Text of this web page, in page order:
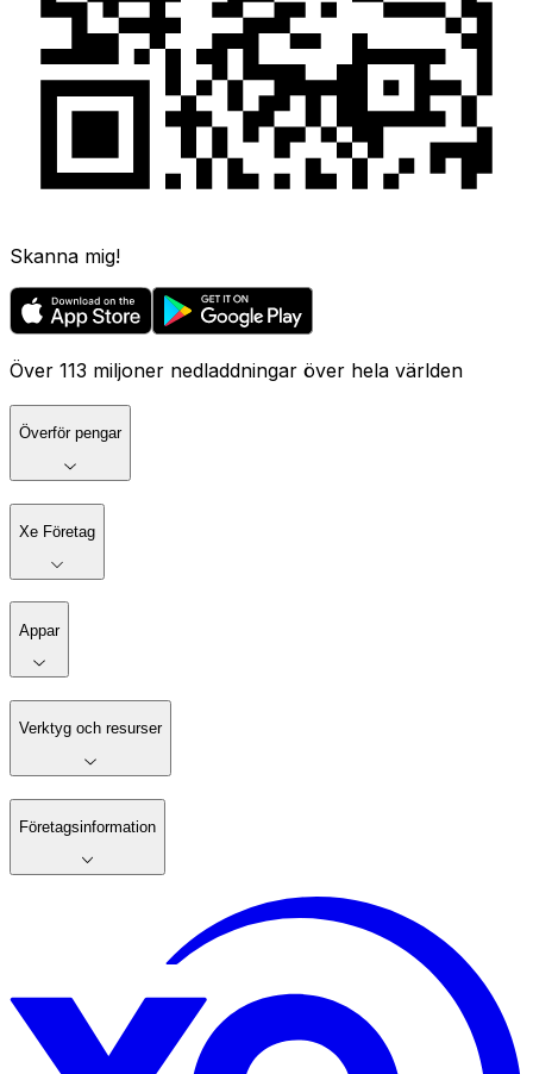
Skanna mig!
Över 113 miljoner nedladdningar över hela världen
Överför pengar
Xe Företag
Appar
Verktyg och resurser
Företagsinformation